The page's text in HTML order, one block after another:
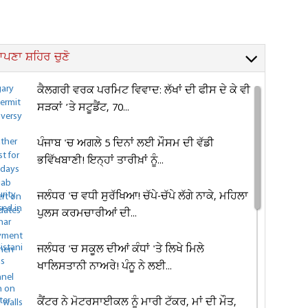
ਸ਼ਹਿਰ ਚੁਣੋ
ਕੈਲਗਰੀ ਵਰਕ ਪਰਮਿਟ ਵਿਵਾਦ: ਲੱਖਾਂ ਦੀ ਫੀਸ ਦੇ ਕੇ ਵੀ
ਸੜਕਾਂ ’ਤੇ ਸਟੂਡੈਂਟ, 70...
ਪੰਜਾਬ 'ਚ ਅਗਲੇ 5 ਦਿਨਾਂ ਲਈ ਮੌਸਮ ਦੀ ਵੱਡੀ
ਭਵਿੱਖਬਾਣੀ! ਇਨ੍ਹਾਂ ਤਾਰੀਖ਼ਾਂ ਨੂੰ...
ਜਲੰਧਰ 'ਚ ਵਧੀ ਸੁਰੱਖਿਆ! ਚੱਪੇ-ਚੱਪੇ ਲੱਗੇ ਨਾਕੇ, ਮਹਿਲਾ
ਪੁਲਸ ਕਰਮਚਾਰੀਆਂ ਦੀ...
ਜਲੰਧਰ 'ਚ ਸਕੂਲ ਦੀਆਂ ਕੰਧਾਂ 'ਤੇ ਲਿਖੇ ਮਿਲੇ
ਖਾਲਿਸਤਾਨੀ ਨਾਅਰੇ! ਪੰਨੂ ਨੇ ਲਈ...
ਕੈਂਟਰ ਨੇ ਮੋਟਰਸਾਈਕਲ ਨੂੰ ਮਾਰੀ ਟੱਕਰ, ਮਾਂ ਦੀ ਮੌਤ,